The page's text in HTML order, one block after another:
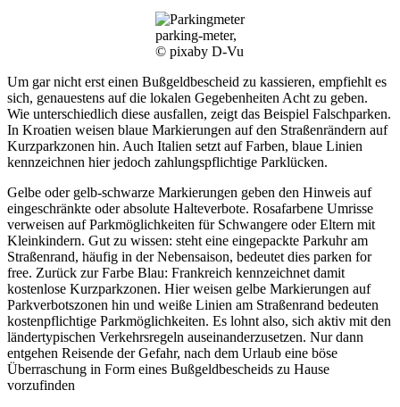
parking-meter,
© pixaby D-Vu
Um gar nicht erst einen Bußgeldbescheid zu kassieren, empfiehlt es
sich, genauestens auf die lokalen Gegebenheiten Acht zu geben.
Wie unterschiedlich diese ausfallen, zeigt das Beispiel Falschparken.
In Kroatien weisen blaue Markierungen auf den Straßenrändern auf
Kurzparkzonen hin. Auch Italien setzt auf Farben, blaue Linien
kennzeichnen hier jedoch zahlungspflichtige Parklücken.
Gelbe oder gelb-schwarze Markierungen geben den Hinweis auf
eingeschränkte oder absolute Halteverbote. Rosafarbene Umrisse
verweisen auf Parkmöglichkeiten für Schwangere oder Eltern mit
Kleinkindern. Gut zu wissen: steht eine eingepackte Parkuhr am
Straßenrand, häufig in der Nebensaison, bedeutet dies parken for
free. Zurück zur Farbe Blau: Frankreich kennzeichnet damit
kostenlose Kurzparkzonen. Hier weisen gelbe Markierungen auf
Parkverbotszonen hin und weiße Linien am Straßenrand bedeuten
kostenpflichtige Parkmöglichkeiten. Es lohnt also, sich aktiv mit den
ländertypischen Verkehrsregeln auseinanderzusetzen. Nur dann
entgehen Reisende der Gefahr, nach dem Urlaub eine böse
Überraschung in Form eines Bußgeldbescheids zu Hause
vorzufinden